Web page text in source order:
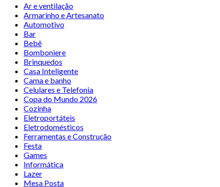
Ar e ventilação
Armarinho e Artesanato
Automotivo
Bar
Bebê
Bomboniere
Brinquedos
Casa Inteligente
Cama e banho
Celulares e Telefonia
Copa do Mundo 2026
Cozinha
Eletroportáteis
Eletrodomésticos
Ferramentas e Construção
Festa
Games
Informática
Lazer
Mesa Posta